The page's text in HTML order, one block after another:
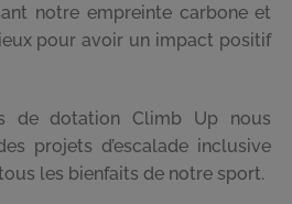
notre empreinte carbone et
pour avoir un impact positif
de dotation Climb Up nous
projets d’escalade inclusive
les bienfaits de notre sport.